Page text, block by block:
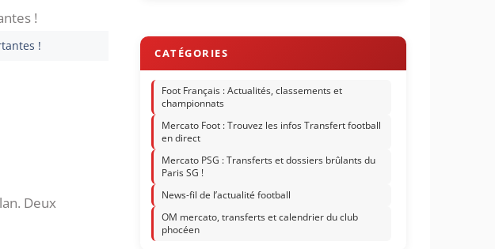
!
Deux
Foot Français : Actualités, classements et
championnats
Mercato Foot : Trouvez les infos Transfert football
en direct
Mercato PSG : Transferts et dossiers brûlants du
Paris SG !
News-fil de l’actualité football
OM mercato, transferts et calendrier du club
phocéen